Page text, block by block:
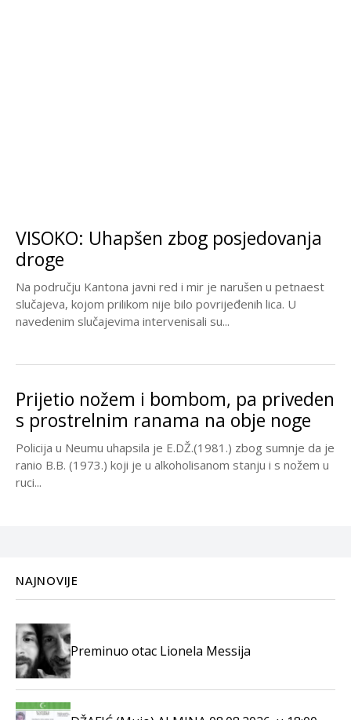
VISOKO: Uhapšen zbog posjedovanja
droge
Na području Kantona javni red i mir je narušen u petnaest
slučajeva, kojom prilikom nije bilo povrijeđenih lica. U
navedenim slučajevima intervenisali su...
Prijetio nožem i bombom, pa priveden
s prostrelnim ranama na obje noge
Policija u Neumu uhapsila je E.DŽ.(1981.) zbog sumnje da je
ranio B.B. (1973.) koji je u alkoholisanom stanju i s nožem u
ruci...
NAJNOVIJE
Preminuo otac Lionela Messija